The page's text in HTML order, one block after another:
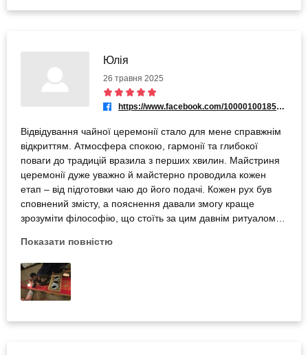
Юлія
26 травня 2025
https://www.facebook.com/100001001853878
Відвідування чайної церемонії стало для мене справжнім
відкриттям. Атмосфера спокою, гармонії та глибокої
поваги до традицій вразила з перших хвилин. Майстриня
церемонії дуже уважно й майстерно проводила кожен
етап – від підготовки чаю до його подачі. Кожен рух був
сповнений змісту, а пояснення давали змогу краще
зрозуміти філософію, що стоїть за цим давнім ритуалом.
— вона допомагала зосередитись і відчути смак чаю по-
новому. Це не просто напій, а цілий досвід — занурення в
себе, у природу, у момент «тут і зараз». Рекомендую
чайну церемонію всім, хто хоче знайти внутрішній спокій,
щось незвичне й красиве.
Показати повністю